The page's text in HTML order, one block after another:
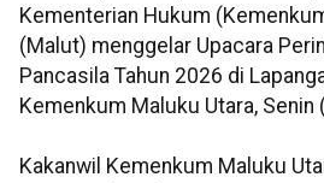
Kementerian Hukum
(Malut) menggelar Upacara
Pancasila Tahun 2026 di
Kemenkum Maluku Utara,
Kakanwil Kemenkum Maluku